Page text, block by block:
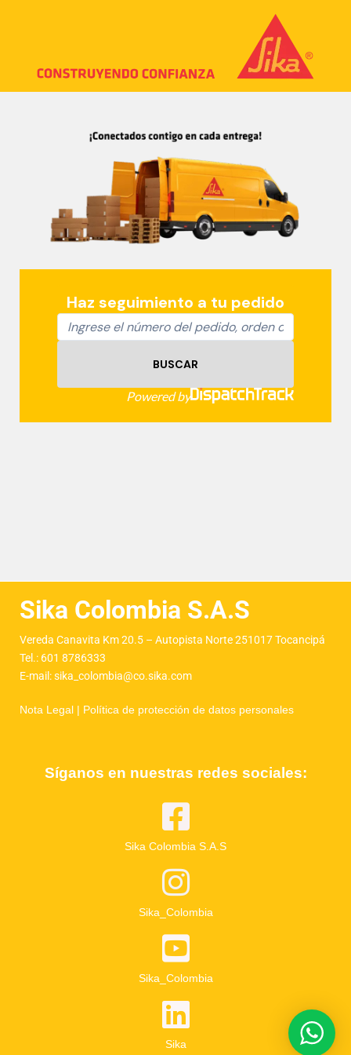
Sika Colombia S.A.S
Vereda Canavita Km 20.5 – Autopista Norte 251017 Tocancipá
Tel.: 601 8786333
E-mail:sika_colombia@co.sika.com
Nota Legal | Política de protección de datos personales
Síganos en nuestras redes sociales:
Sika Colombia S.A.S
Sika_Colombia
Sika_Colombia
Sika